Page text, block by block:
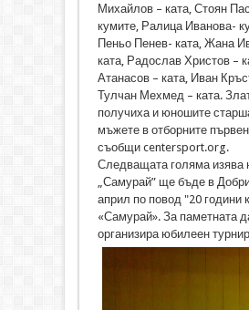
Михайлов – ката, Стоян
кумите, Ралица Иванова-
Пеньо Пенев- ката, Жана
ката, Радослав Христов –
Атанасов – ката, Иван
Тулчан Мехмед – ката.
получиха и юношите
мъжете в отборните
съобщи centersport.org.
Следващата голяма изява
„Самурай” ще бъде в
април по повод "20 години
«Самурай». За паметната
организира юбилеен